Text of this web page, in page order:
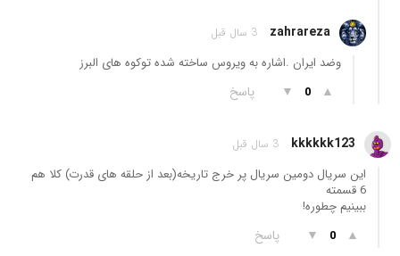
zahrareza 3 سال قبل
وضد ایران .اشاره به ویروس ساخته شده توکوه های البرز
▲
0
▼ پاسخ
kkkkkk123 3 سال قبل
این سریال دومین سریال پر خرج تاریخه(بعد از حلقه های قدرت) کلا هم
6 قسمته
ببینیم چطوره!
▲
0
▼ پاسخ